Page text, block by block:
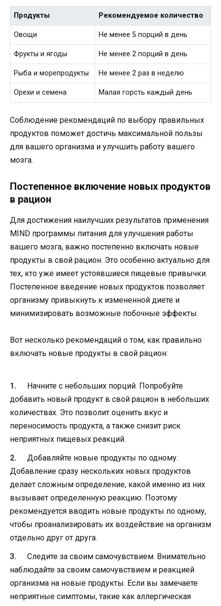
Продукты Рекомендуемое количество
Овощи Не менее 5 порций в день
Фрукты и ягоды Не менее 2 порций в день
Рыба и морепродукты Не менее 2 раз в неделю
Орехи и семена Малая горсть каждый день
Соблюдение рекомендаций по выбору правильных
продуктов поможет достичь максимальной пользы
для вашего организма и улучшить работу вашего
мозга.
Постепенное включение новых продуктов
в рацион
Для достижения наилучших результатов применения
MIND программы питания для улучшения работы
вашего мозга, важно постепенно включать новые
продукты в свой рацион. Это особенно актуально для
тех, кто уже имеет устоявшиеся пищевые привычки.
Постепенное введение новых продуктов позволяет
организму привыкнуть к измененной диете и
минимизировать возможные побочные эффекты.
Вот несколько рекомендаций о том, как правильно
включать новые продукты в свой рацион:
Начните с небольших порций. Попробуйте
добавить новый продукт в свой рацион в небольших
количествах. Это позволит оценить вкус и
переносимость продукта, а также снизит риск
неприятных пищевых реакций.
Добавляйте новые продукты по одному.
Добавление сразу нескольких новых продуктов
делает сложным определение, какой именно из них
вызывает определенную реакцию. Поэтому
рекомендуется вводить новые продукты по одному,
чтобы проанализировать их воздействие на организм
отдельно друг от друга.
Следите за своим самочувствием. Внимательно
наблюдайте за своим самочувствием и реакцией
организма на новые продукты. Если вы замечаете
неприятные симптомы, такие как аллергическая